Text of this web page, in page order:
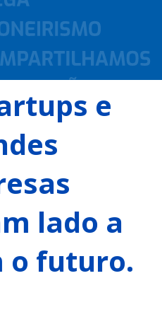
e
lado a
o futuro.